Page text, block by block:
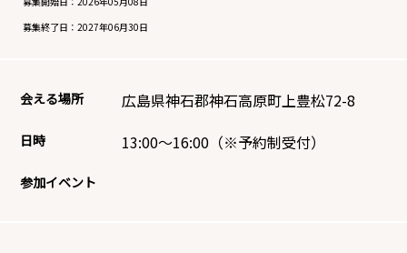
募集終了日： 2027年06月30日
会える場所 広島県神石郡神石高原町上豊松72-8
日時 13:00～16:00（※予約制受付）
参加イベント